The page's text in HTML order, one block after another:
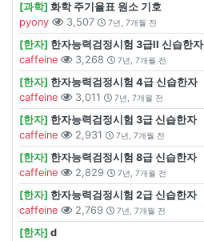
[과학] 화학 주기율표 원소 기호
pyony
3,507 7년, 7개월 전
[한자] 한자능력검정시험 3급II 신습한자
caffeine
3,268 7년, 7개월 전
[한자] 한자능력검정시험 4급 신습한자
caffeine
3,011 7년, 7개월 전
[한자] 한자능력검정시험 3급 신습한자
caffeine
2,931 7년, 7개월 전
[한자] 한자능력검정시험 8급 신습한자
caffeine
2,829 7년, 7개월 전
[한자] 한자능력검정시험 2급 신습한자
caffeine
2,769 7년, 7개월 전
[한자] d